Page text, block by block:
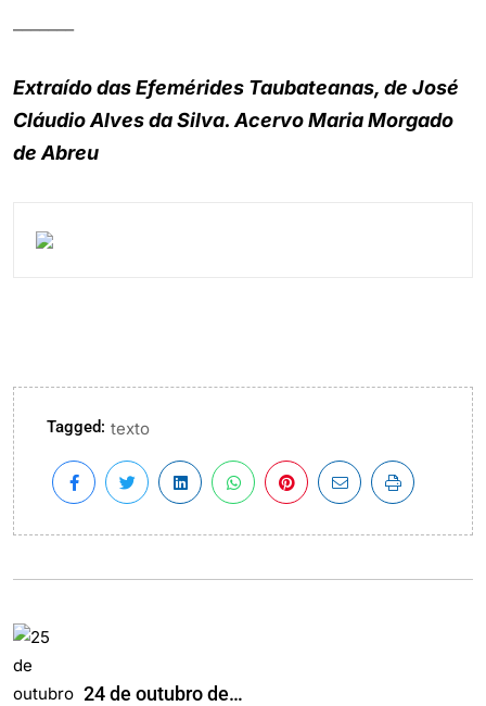
Extraído das Efemérides Taubateanas, de José
Cláudio Alves da Silva. Acervo Maria Morgado
de Abreu
Tagged: texto
24 de outubro de…